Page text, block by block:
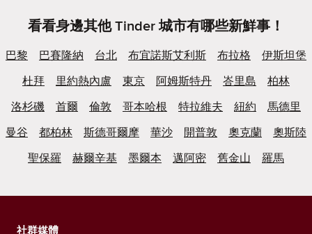
看看身邊其他 Tinder 城市有哪些新鮮事！
巴黎 巴賽隆納 台北 布宜諾斯艾利斯 布拉格
伊斯坦堡
杜拜
里約熱內盧 東京 阿姆斯特丹 峇里島
柏林
洛杉磯
首爾 倫敦 哥本哈根 特拉維夫 紐約
馬德里
曼谷
都柏林 斯德哥爾摩 華沙 開普敦 奧克蘭
奧斯陸
聖保羅
赫爾辛基 墨爾本 邁阿密 舊金山 羅馬
社群媒體